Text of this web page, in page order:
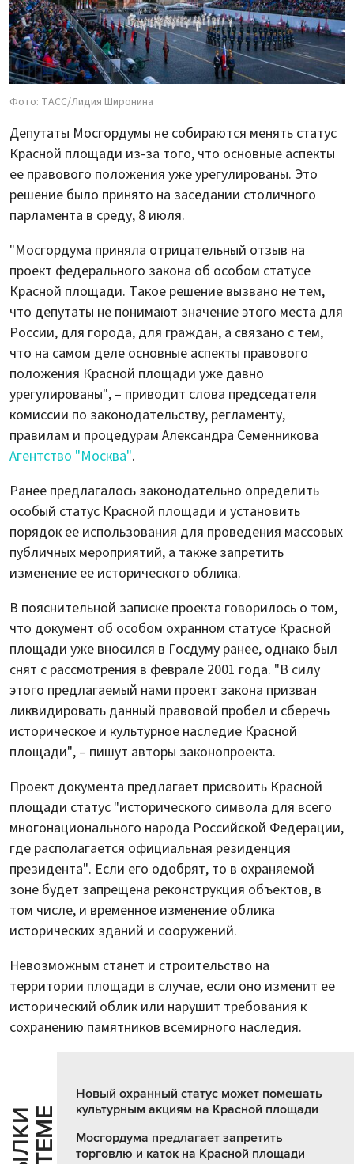
Фото: ТАСС/Лидия Широнина
Депутаты Мосгордумы не собираются менять статус
Красной площади из-за того, что основные аспекты
ее правового положения уже урегулированы. Это
решение было принято на заседании столичного
парламента в среду, 8 июля.
"Мосгордума приняла отрицательный отзыв на
проект федерального закона об особом статусе
Красной площади. Такое решение вызвано не тем,
что депутаты не понимают значение этого места для
России, для города, для граждан, а связано с тем,
что на самом деле основные аспекты правового
положения Красной площади уже давно
урегулированы", – приводит слова председателя
комиссии по законодательству, регламенту,
правилам и процедурам Александра Семенникова
Агентство "Москва".
Ранее предлагалось законодательно определить
особый статус Красной площади и установить
порядок ее использования для проведения массовых
публичных мероприятий, а также запретить
изменение ее исторического облика.
В пояснительной записке проекта говорилось о том,
что документ об особом охранном статусе Красной
площади уже вносился в Госдуму ранее, однако был
снят с рассмотрения в феврале 2001 года. "В силу
этого предлагаемый нами проект закона призван
ликвидировать данный правовой пробел и сберечь
историческое и культурное наследие Красной
площади", – пишут авторы законопроекта.
Проект документа предлагает присвоить Красной
площади статус "исторического символа для всего
многонационального народа Российской Федерации,
где располагается официальная резиденция
президента". Если его одобрят, то в охраняемой
зоне будет запрещена реконструкция объектов, в
том числе, и временное изменение облика
исторических зданий и сооружений.
Невозможным станет и строительство на
территории площади в случае, если оно изменит ее
исторический облик или нарушит требования к
сохранению памятников всемирного наследия.
Новый охранный статус может помешать
культурным акциям на Красной площади
Мосгордума предлагает запретить
торговлю и каток на Красной площади